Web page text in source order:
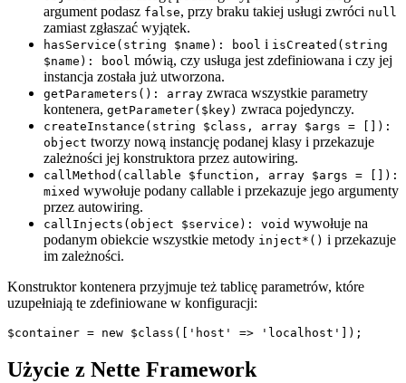
argument podasz false, przy braku takiej usługi zwróci null
zamiast zgłaszać wyjątek.
hasService(string $name): bool i isCreated(string
$name): bool mówią, czy usługa jest zdefiniowana i czy jej
instancja została już utworzona.
getParameters(): array zwraca wszystkie parametry
kontenera, getParameter($key) zwraca pojedynczy.
createInstance(string $class, array $args = []):
object tworzy nową instancję podanej klasy i przekazuje
zależności jej konstruktora przez autowiring.
callMethod(callable $function, array $args = []):
mixed wywołuje podany callable i przekazuje jego argumenty
przez autowiring.
callInjects(object $service): void wywołuje na
podanym obiekcie wszystkie metody inject*() i przekazuje
im zależności.
Konstruktor kontenera przyjmuje też tablicę parametrów, które
uzupełniają te zdefiniowane w konfiguracji:
Użycie z Nette Framework